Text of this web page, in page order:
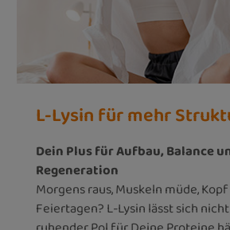
L-Lysin für mehr
Dein Plus für Aufbau, Balance
Regeneration
Morgens raus, Muskeln müde,
Feiertagen? L-Lysin lässt sich